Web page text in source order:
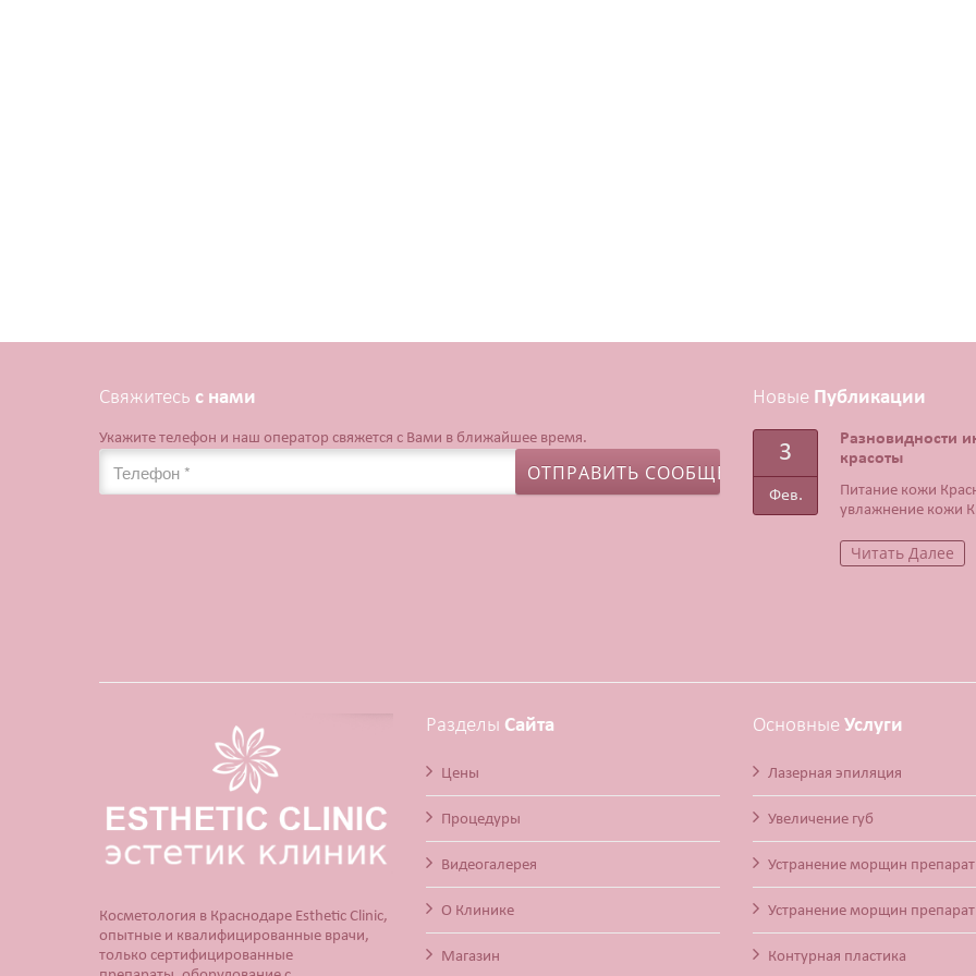
Свяжитесь с нами
Укажите телефон и наш оператор свяжется с Вами в ближайшее время.
Новые Публикации
3
Фев.
Разновидности
красоты
Питание кожи
увлажнение кожи
Читать Далее
Косметология в Краснодаре Esthetic Clinic,
опытные и квалифицированные врачи,
только сертифицированные
Разделы Сайта
Цены
Процедуры
Видеогалерея
О Клинике
Магазин
Основные Услуги
Лазерная эпиляция
Увеличение губ
Устранение морщин препарат
Устранение морщин
Контурная пластика